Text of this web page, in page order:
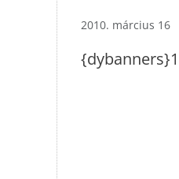
2010. március 16